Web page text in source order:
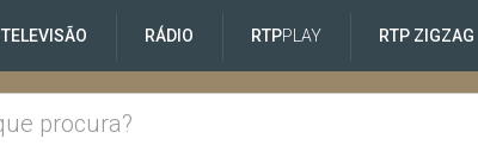
TELEVISÃO RÁDIO RTPPLAY RTP ZIGZAG